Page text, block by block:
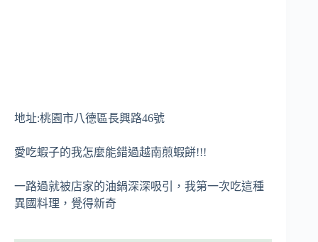
地址:桃園市八德區長興路46號
愛吃蝦子的我怎麼能錯過越南煎蝦餅!!!
一路過就被店家的油鍋深深吸引，我第一次吃這種
異國料理，覺得新奇